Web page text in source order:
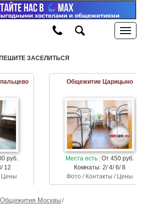
ЗАСЕЛИТЬСЯ
руб.
12
Цены
Общежитие Царицыно
Места есть От 450 руб.
Комнаты: 2/ 4/ 6/ 8
Фото / Контакты / Цены
Общежития Москвы